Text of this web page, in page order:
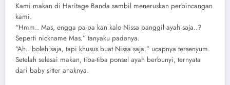
Kami makan di Haritage Banda sambil meneruskan perbincangan
kami.
“Hmm.. Mas, engga pa-pa kan kalo Nissa panggil ayah saja..?
Seperti nickname Mas.” tanyaku padanya.
“Ah.. boleh saja, tapi khusus buat Nissa saja.” ucapnya tersenyum.
Setelah selesai makan, tiba-tiba ponsel ayah berbunyi, ternyata
dari baby sitter anaknya.